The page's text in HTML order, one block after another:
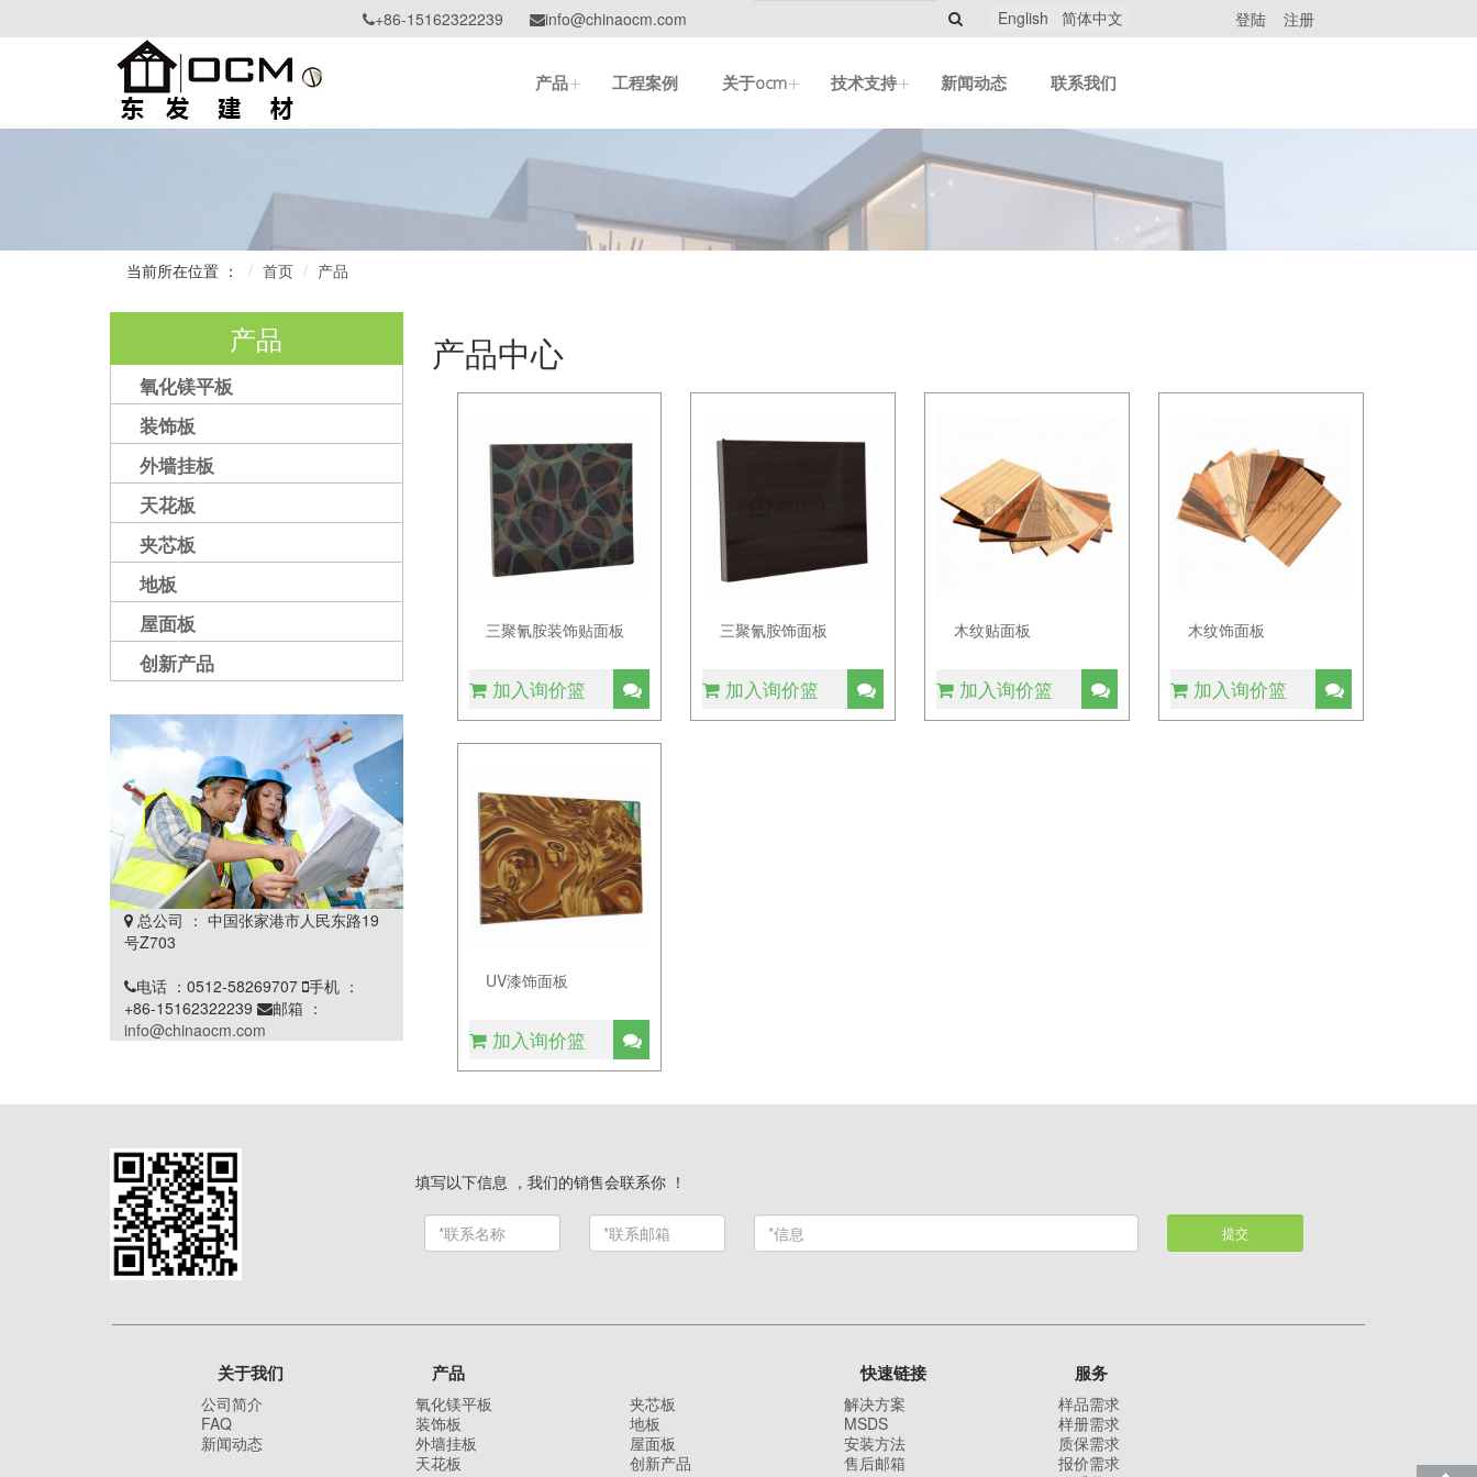
+86-15162322239 info@chinaocm.com English 简体中文 登陆 注册
产品+ 工程案例 关于ocm+ 技术支持+ 新闻动态 联系我们
当前所在位置 ： 首页 产品
产品
氧化镁平板
装饰板
外墙挂板
天花板
夹芯板
地板
屋面板
创新产品
 总公司 ： 中国张家港市人民东路19
号Z703
电话 ：0512-58269707 手机 ：
+86-15162322239 邮箱 ：
info@chinaocm.com
产品中心
三聚氰胺装饰贴面板
加入询价篮
三聚氰胺饰面板
加入询价篮
木纹贴面板
加入询价篮
木纹饰面板
加入询价篮
UV漆饰面板
加入询价篮
填写以下信息 ，我们的销售会联系你 ！
提交
关于我们
公司简介
FAQ
新闻动态
产品
氧化镁平板
装饰板
外墙挂板
天花板
夹芯板
地板
屋面板
创新产品
快速链接
解决方案
MSDS
安装方法
售后邮箱
服务
样品需求
样册需求
质保需求
报价需求